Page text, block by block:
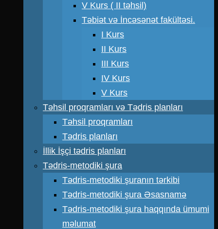
V Kurs ( II təhsil)
Təbiət və İncəsənət fakültəsi.
I Kurs
II Kurs
III Kurs
IV Kurs
V Kurs
Təhsil proqramları və Tədris planları
Təhsil proqramları
Tədris planları
İllik İşçi tədris planları
Tədris-metodiki şura
Tədris-metodiki şuranın tərkibi
Tədris-metodiki şura Əsasnamə
Tədris-metodiki şura haqqında ümumi
məlumat